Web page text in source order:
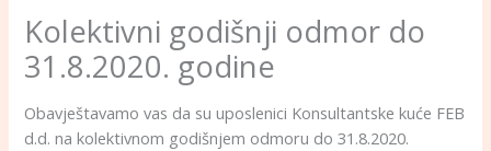
Kolektivni godišnji odmor do
31.8.2020. godine
Obavještavamo vas da su uposlenici Konsultantske kuće FEB
d.d. na kolektivnom godišnjem odmoru do 31.8.2020.